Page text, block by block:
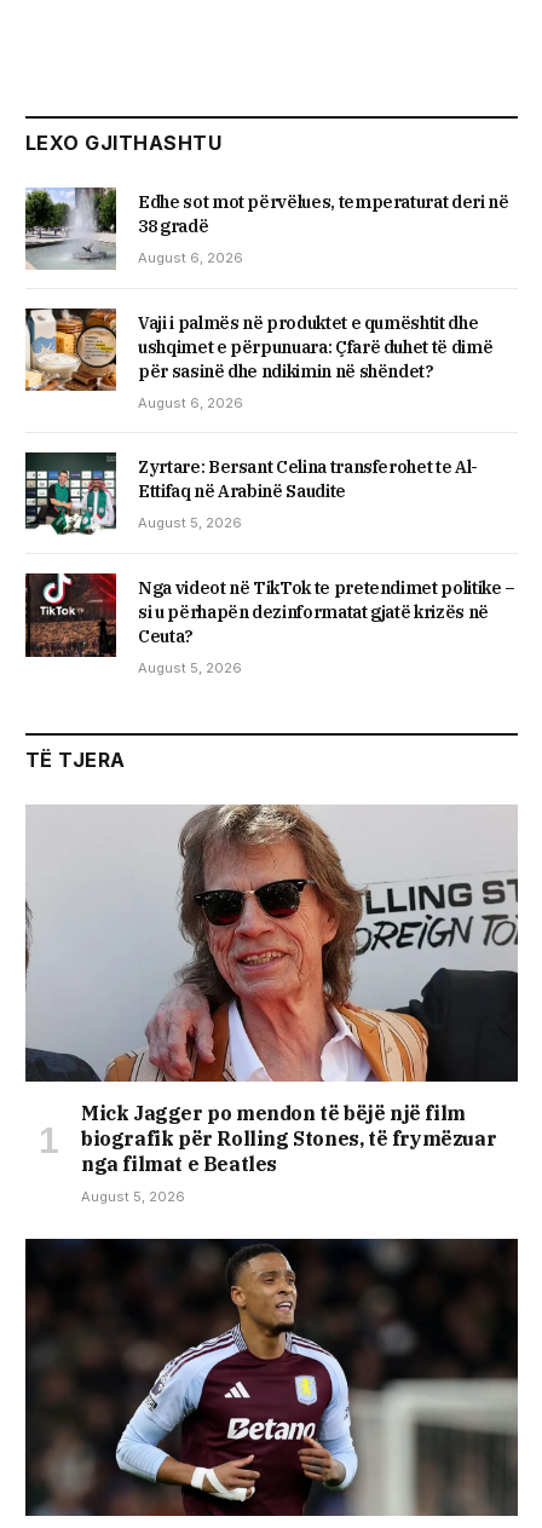
LEXO GJITHASHTU
Edhe sot mot përvëlues, temperaturat deri në
38 gradë
August 6, 2026
Vaji i palmës në produktet e qumështit dhe
ushqimet e përpunuara: Çfarë duhet të dimë
për sasinë dhe ndikimin në shëndet?
August 6, 2026
Zyrtare: Bersant Celina transferohet te Al-
Ettifaq në Arabinë Saudite
August 5, 2026
Nga videot në TikTok te pretendimet politike –
si u përhapën dezinformatat gjatë krizës në
Ceuta?
August 5, 2026
TË TJERA
Mick Jagger po mendon të bëjë një film
biografik për Rolling Stones, të frymëzuar
nga filmat e Beatles
August 5, 2026